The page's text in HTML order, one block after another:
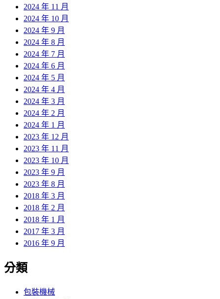
2024 年 11 月
2024 年 10 月
2024 年 9 月
2024 年 8 月
2024 年 7 月
2024 年 6 月
2024 年 5 月
2024 年 4 月
2024 年 3 月
2024 年 2 月
2024 年 1 月
2023 年 12 月
2023 年 11 月
2023 年 10 月
2023 年 9 月
2023 年 8 月
2018 年 3 月
2018 年 2 月
2018 年 1 月
2017 年 3 月
2016 年 9 月
分類
包裝機械